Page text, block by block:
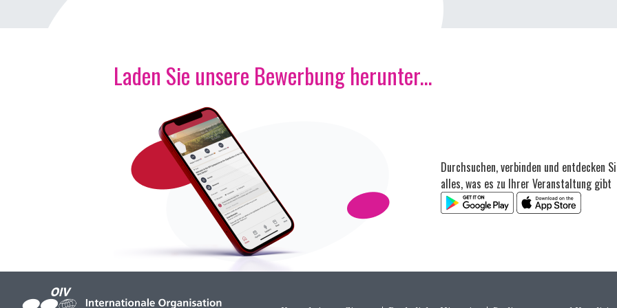
Laden Sie unsere Bewerbung herunter...
Durchsuchen, verbinden und entdecken
alles, was es zu Ihrer Veranstaltung gibt